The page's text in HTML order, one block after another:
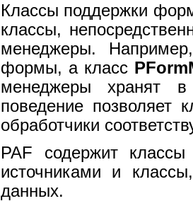
Классы поддержки
классы,
менеджеры.
формы, а класс
менеджеры хранят в
поведение позволяет
обработчики
PAF содержит
источниками и
данных.